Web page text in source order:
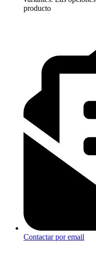
producto
Contactar por email